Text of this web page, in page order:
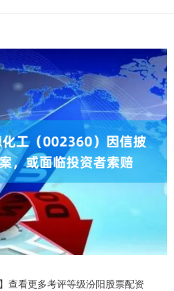
查看更多考评等级汾阳股票配资